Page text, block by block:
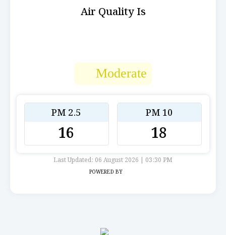
Air Quality Is
Moderate
PM 2.5
16
PM 10
18
Last Updated: 06 August 2026 | 03:30 PM
POWERED BY